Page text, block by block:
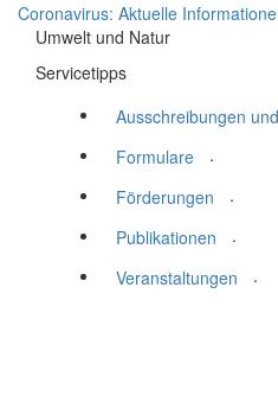
Coronavirus: Aktuelle
Umwelt und Natur
Servicetipps
Ausschreibungen
Formulare
.
Förderungen
.
Publikationen
.
Veranstaltungen
.